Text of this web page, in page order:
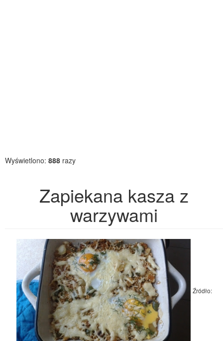
Wyświetlono: 888 razy
Zapiekana kasza z
warzywami
Źródło: